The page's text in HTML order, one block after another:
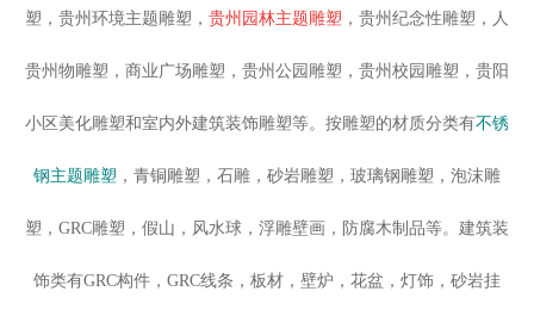
塑，贵州 环境主题雕塑 ， 贵州园林主题雕塑 ，贵州纪念性雕塑，人
贵州物雕塑，商业广场雕塑，贵州公园雕塑，贵州校园雕塑，贵阳
小区美化雕塑和室内外建筑装饰雕塑等。按雕塑的材质分类有不锈
钢主题雕塑 ， 青铜雕塑 ，石雕， 砂岩雕塑 ， 玻璃钢雕塑 ，泡沫雕
塑，GRC雕塑，假山，风水球，浮雕壁画，防腐木制品等。建筑装
饰类有GRC构件，GRC线条，板材，壁炉，花盆，灯饰，砂岩挂